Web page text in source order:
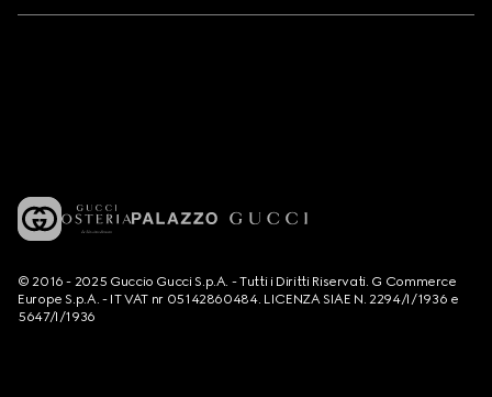
© 2016 - 2025 Guccio Gucci S.p.A. - Tutti i Diritti Riservati. G Commerce
Europe S.p.A. - IT VAT nr 05142860484. LICENZA SIAE N. 2294/I/1936 e
5647/I/1936